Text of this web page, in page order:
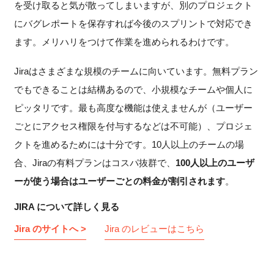
を受け取ると気が散ってしまいますが、別のプロジェクト
にバグレポートを保存すれば今後のスプリントで対応でき
ます。メリハリをつけて作業を進められるわけです。
Jiraはさまざまな規模のチームに向いています。無料プラン
でもできることは結構あるので、小規模なチームや個人に
ピッタリです。最も高度な機能は使えませんが（ユーザー
ごとにアクセス権限を付与するなどは不可能）、プロジェ
クトを進めるためには十分です。10人以上のチームの場
合、Jiraの有料プランはコスパ抜群で、 100人以上のユーザ
ーが使う場合はユーザーごとの料金が割引されます。
JIRA について詳しく見る
Jira のサイトへ > Jira のレビューはこちら